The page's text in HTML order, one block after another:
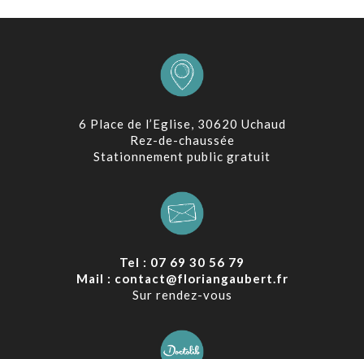
6 Place de l’Eglise, 30620 Uchaud
Rez-de-chaussée
Stationnement public gratuit
Tel : 07 69 30 56 79
Mail : contact@floriangaubert.fr
Sur rendez-vous